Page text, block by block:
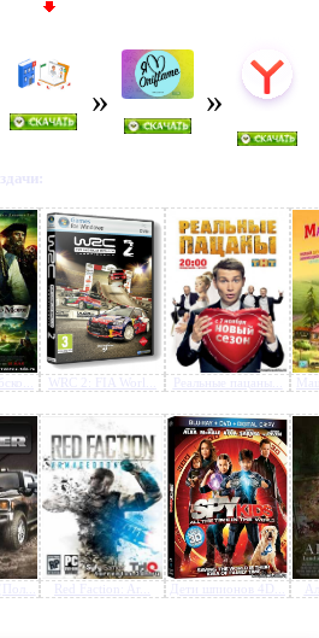
BDRip»
WRC 2: FIA Worl... Реальные пацаны...
Red Faction: Ar... Дети шпионов 4D...